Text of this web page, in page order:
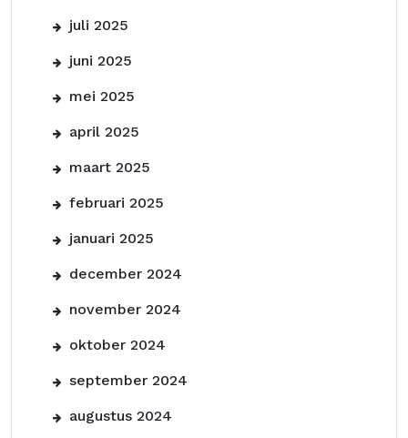
juli 2025
juni 2025
mei 2025
april 2025
maart 2025
februari 2025
januari 2025
december 2024
november 2024
oktober 2024
september 2024
augustus 2024